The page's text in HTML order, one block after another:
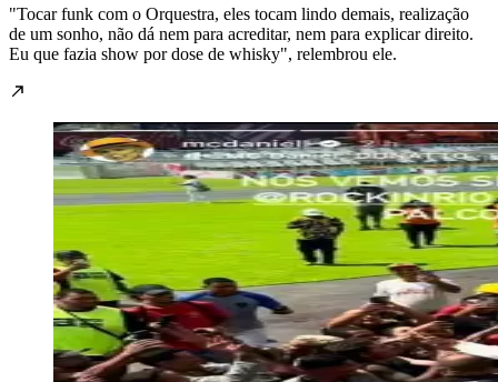
"Tocar funk com o Orquestra, eles tocam lindo demais, realização
de um sonho, não dá nem para acreditar, nem para explicar direito.
Eu que fazia show por dose de whisky", relembrou ele.